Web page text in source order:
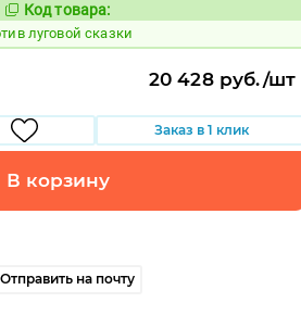
Код:
1037465
Код товара:
луговой сказки
20 428 руб./шт
Заказ в 1 клик
В корзину
Отправить на почту